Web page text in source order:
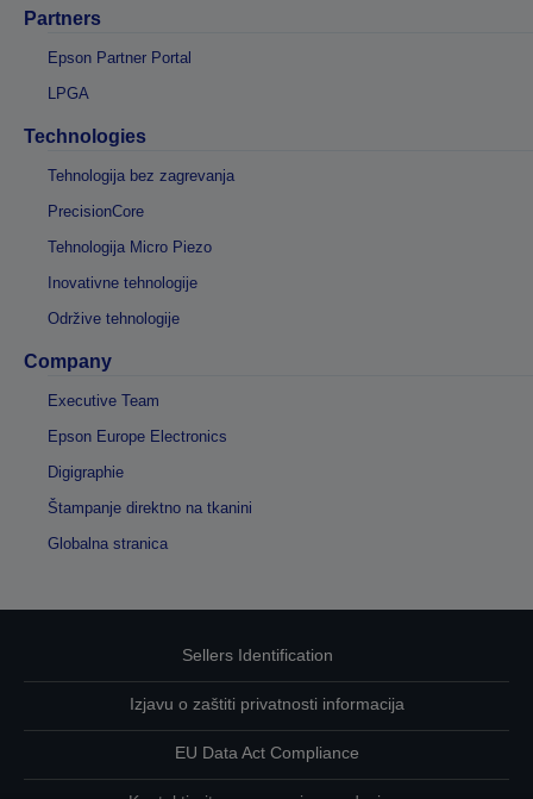
Partners
Epson Partner Portal
LPGA
Technologies
Tehnologija bez zagrevanja
PrecisionCore
Tehnologija Micro Piezo
Inovativne tehnologije
Održive tehnologije
Company
Executive Team
Epson Europe Electronics
Digigraphie
Štampanje direktno na tkanini
Globalna stranica
Sellers Identification
Izjavu o zaštiti privatnosti informacija
EU Data Act Compliance